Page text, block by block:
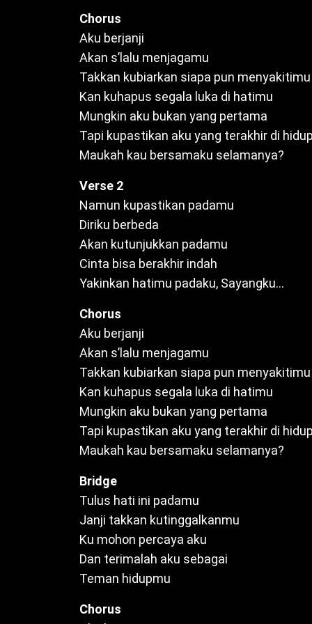
Chorus
Aku berjanji
Akan s’lalu menjagamu
Takkan kubiarkan siapa pun menyakitimu
Kan kuhapus segala luka di hatimu
Mungkin aku bukan yang pertama
Tapi kupastikan aku yang terakhir di
Maukah kau bersamaku selamanya?
Verse 2
Namun kupastikan padamu
Diriku berbeda
Akan kutunjukkan padamu
Cinta bisa berakhir indah
Yakinkan hatimu padaku, Sayangku…
Chorus
Aku berjanji
Akan s’lalu menjagamu
Takkan kubiarkan siapa pun menyakitimu
Kan kuhapus segala luka di hatimu
Mungkin aku bukan yang pertama
Tapi kupastikan aku yang terakhir di
Maukah kau bersamaku selamanya?
Bridge
Tulus hati ini padamu
Janji takkan kutinggalkanmu
Ku mohon percaya aku
Dan terimalah aku sebagai
Teman hidupmu
Chorus